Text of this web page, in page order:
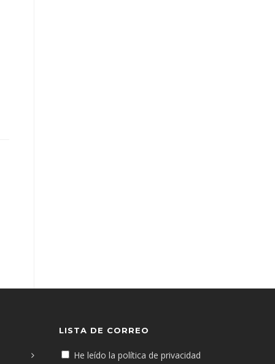
LISTA DE CORREO
He leído la política de privacidad